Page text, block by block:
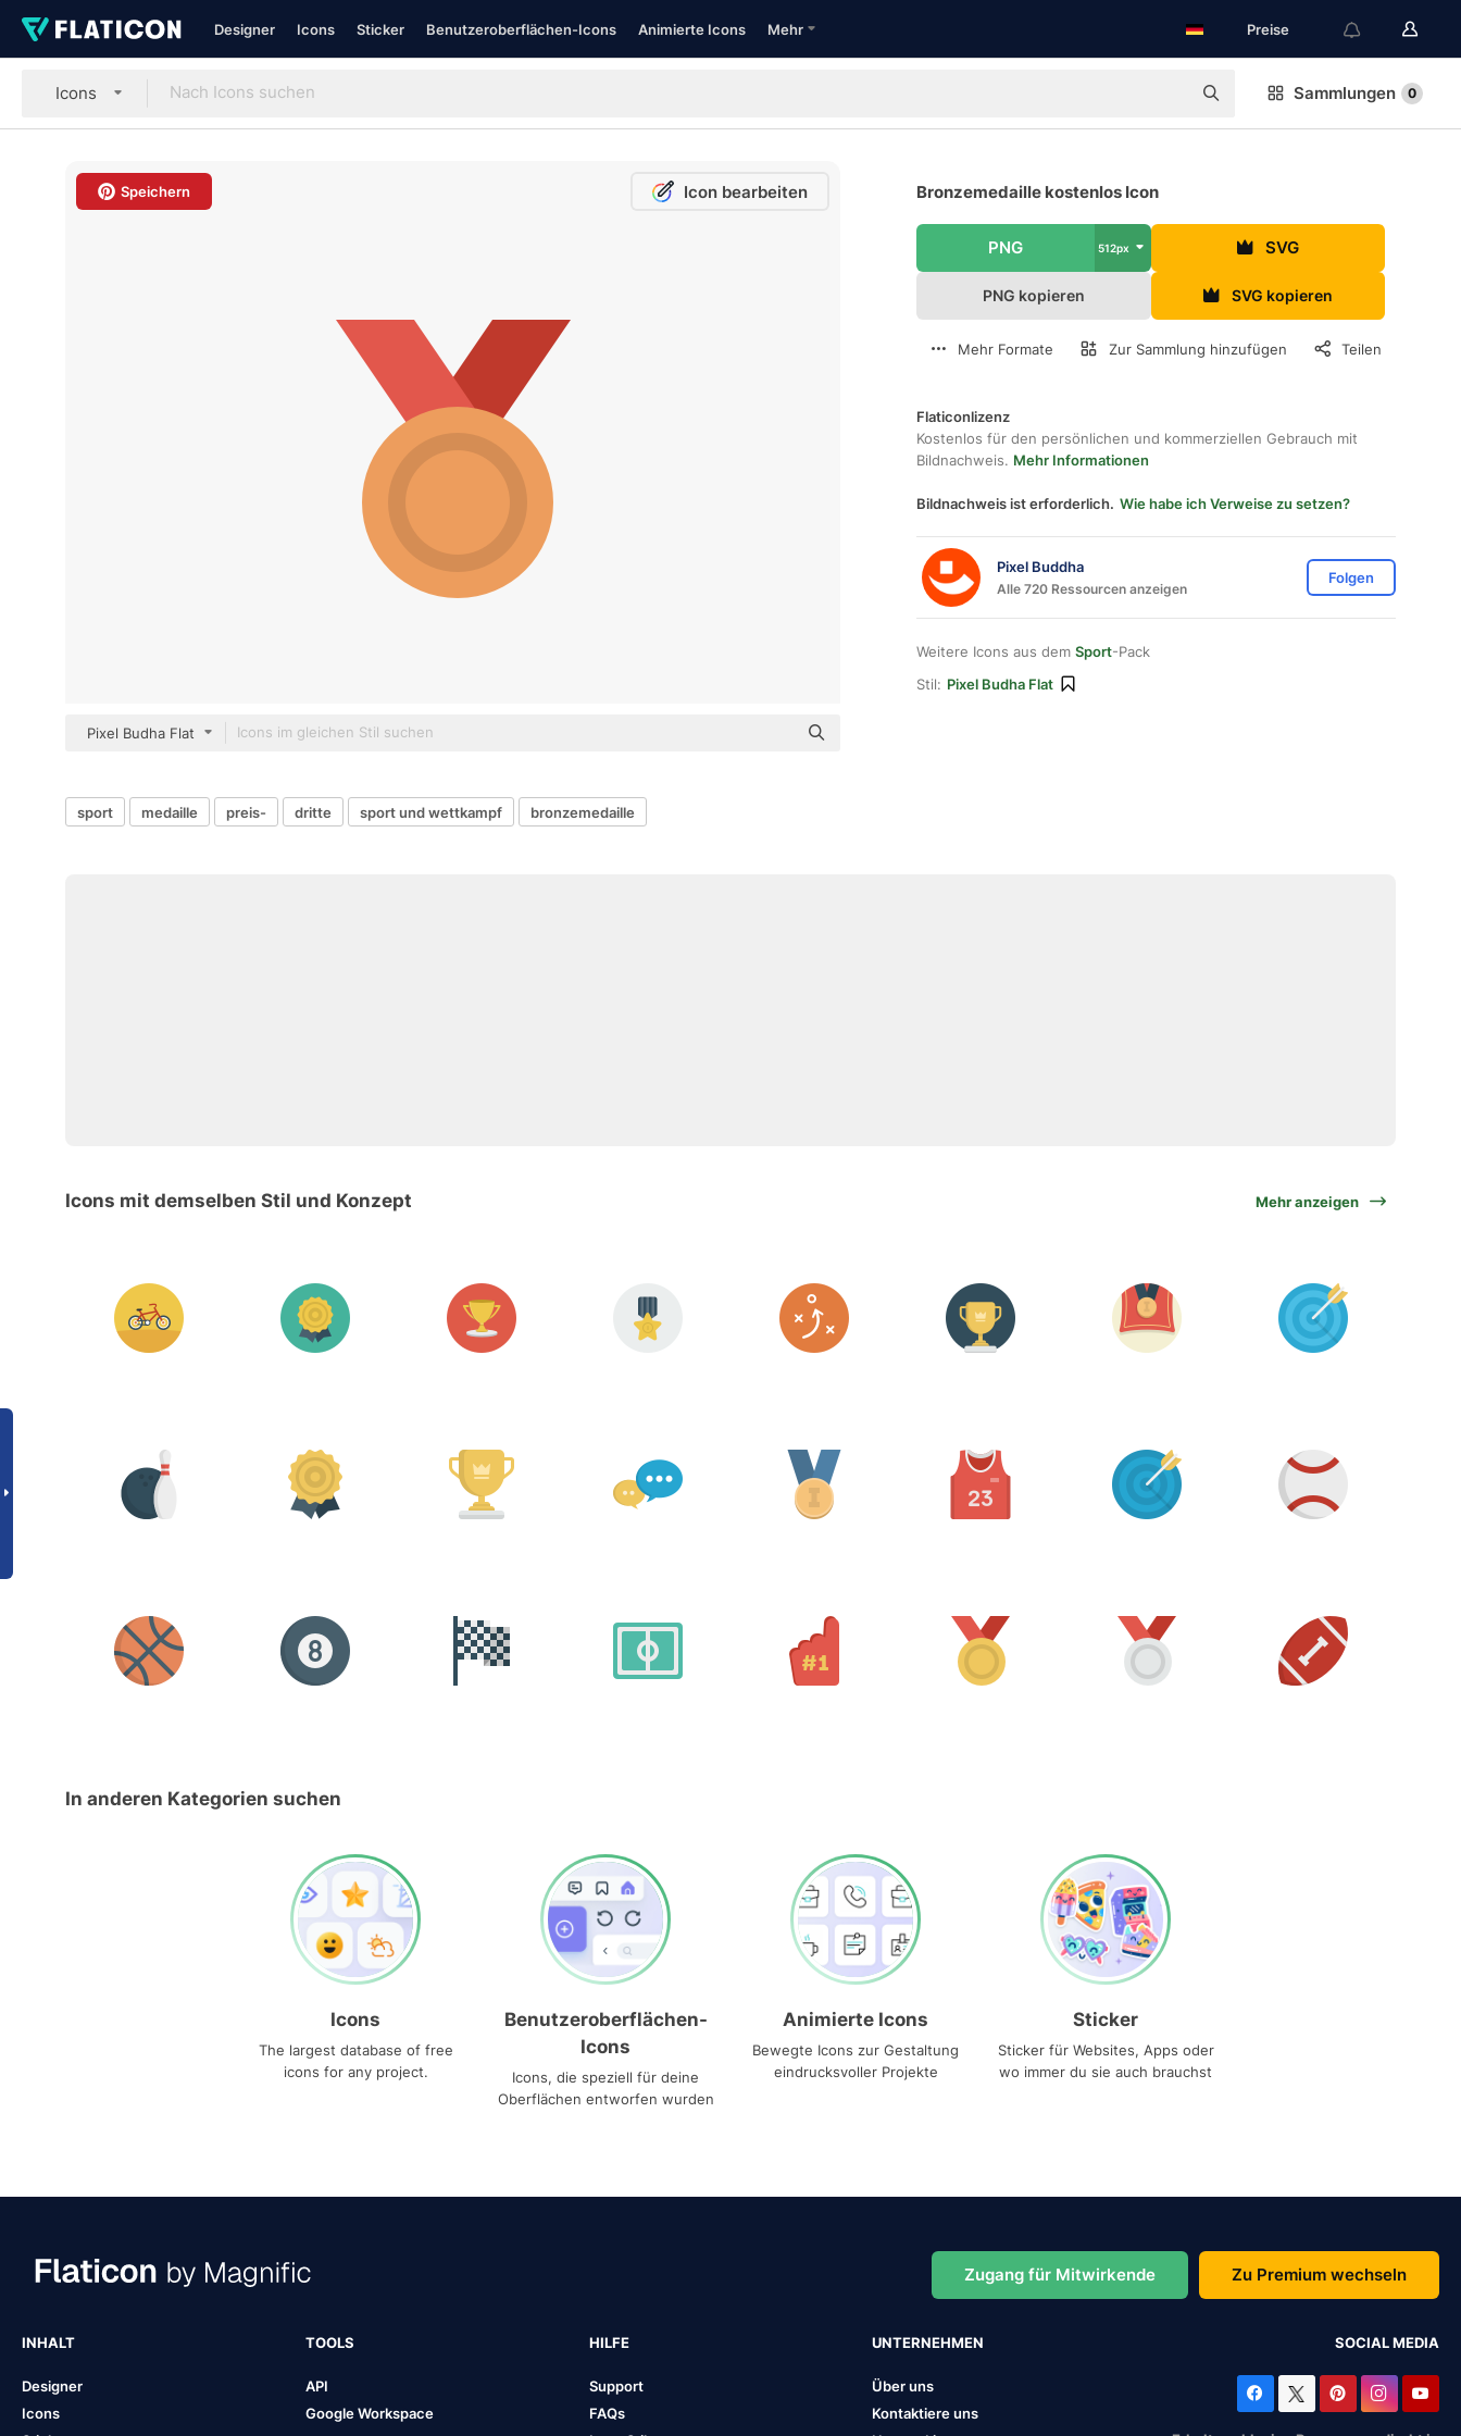
Designer Icons Sticker Benutzeroberflächen-Icons Animierte Icons Mehr Preise
Icons Sammlungen 0
Speichern Icon bearbeiten
Pixel Budha Flat
Bronzemedaille kostenlos Icon
PNG 512px SVG
PNG kopieren SVG kopieren
Mehr Formate Zur Sammlung hinzufügen Teilen
Flaticonlizenz
Kostenlos für den persönlichen und kommerziellen Gebrauch mit
Bildnachweis. Mehr Informationen
Bildnachweis ist erforderlich. Wie habe ich Verweise zu setzen?
Pixel Buddha
Alle 720 Ressourcen anzeigen
Folgen
Weitere Icons aus dem Sport-Pack
Stil: Pixel Budha Flat
sport medaille preis- dritte sport und wettkampf bronzemedaille
Icons mit demselben Stil und Konzept Mehr anzeigen
In anderen Kategorien suchen
Icons
The largest database of free
icons for any project.
Benutzeroberflächen-
Icons
Icons, die speziell für deine
Oberflächen entworfen wurden
Animierte Icons
Bewegte Icons zur Gestaltung
eindrucksvoller Projekte
Sticker
Sticker für Websites, Apps oder
wo immer du sie auch brauchst
Zugang für Mitwirkende Zu Premium wechseln
INHALT
Designer
Icons
TOOLS
API
Google Workspace
HILFE
Support
FAQs
UNTERNEHMEN
Über uns
Kontaktiere uns
SOCIAL MEDIA